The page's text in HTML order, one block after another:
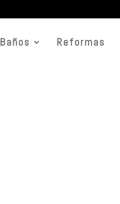
Baños Reformas